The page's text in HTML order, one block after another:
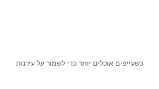
כשעייפים אוכלים יותר כדי לשמור על עירנות